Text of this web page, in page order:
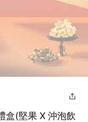
盒(堅果 X 沖泡飲